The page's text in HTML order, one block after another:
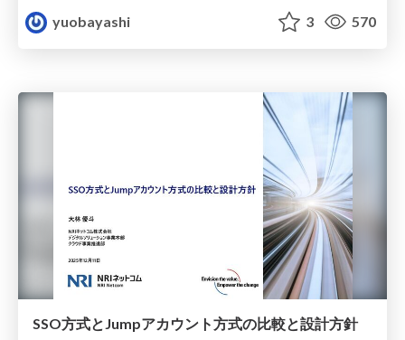
yuobayashi
3 570
SSO方式とJumpアカウント方式の比較と設計方針